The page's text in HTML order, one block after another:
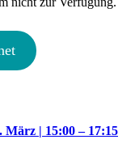
März | 15:00 – 17:15